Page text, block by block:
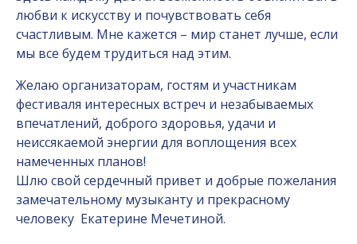
любви к искусству и почувствовать себя
счастливым. Мне кажется – мир станет лучше, если
мы все будем трудиться над этим.
Желаю организаторам, гостям и участникам
фестиваля интересных встреч и незабываемых
впечатлений, доброго здоровья, удачи и
неиссякаемой энергии для воплощения всех
намеченных планов!
Шлю свой сердечный привет и добрые пожелания
замечательному музыканту и прекрасному
человеку Екатерине Мечетиной.